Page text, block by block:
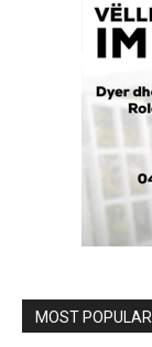
MOST POPULAR